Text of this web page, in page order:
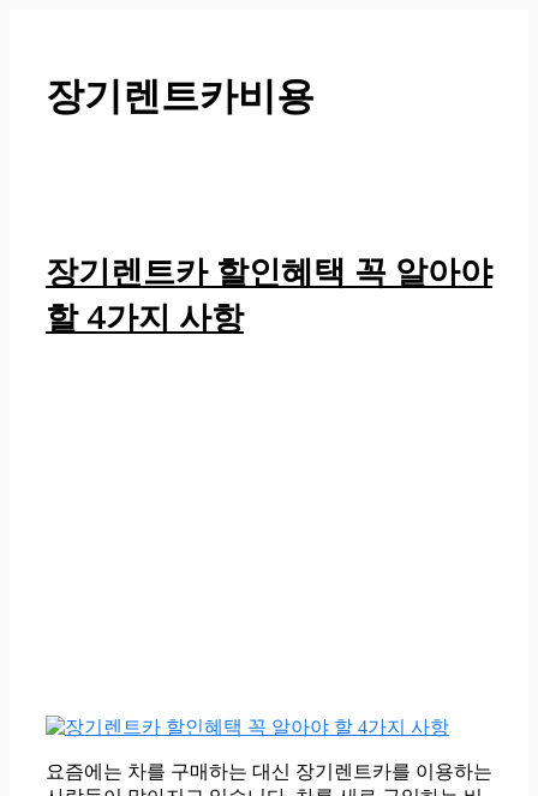
장기렌트카비용
장기렌트카 할인혜택 꼭 알아야
할 4가지 사항
요즘에는 차를 구매하는 대신 장기렌트카를 이용하는